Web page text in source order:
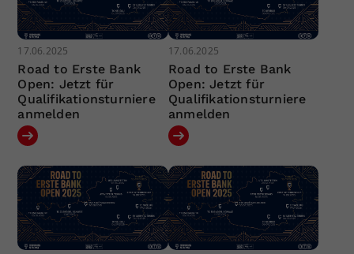
17.06.2025
Road to Erste Bank
Open: Jetzt für
Qualifikationsturniere
anmelden
17.06.2025
Road to Erste Bank
Open: Jetzt für
Qualifikationsturniere
anmelden